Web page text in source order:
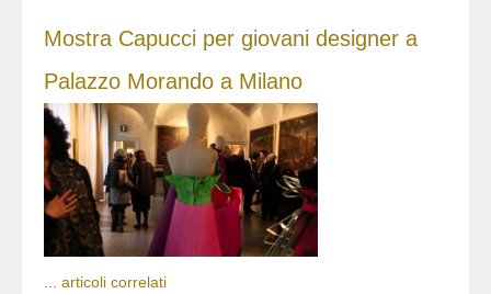
Mostra Capucci per giovani designer a
Palazzo Morando a Milano
... articoli correlati